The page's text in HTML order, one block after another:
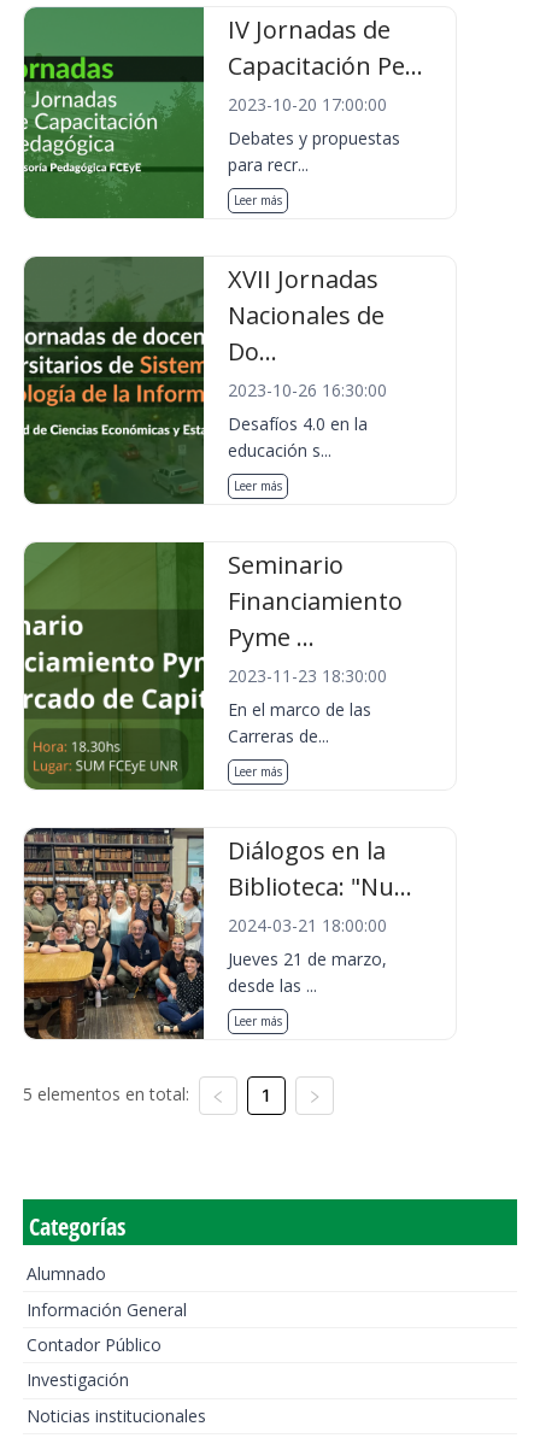
IV Jornadas de
Capacitación Pe...
2023-10-20 17:00:00
Debates y propuestas
para recr...
Leer más
XVII Jornadas
Nacionales de
Do...
2023-10-26 16:30:00
Desafíos 4.0 en la
educación s...
Leer más
Seminario
Financiamiento
Pyme ...
2023-11-23 18:30:00
En el marco de las
Carreras de...
Leer más
Diálogos en la
Biblioteca: "Nu...
2024-03-21 18:00:00
Jueves 21 de marzo,
desde las ...
Leer más
5 elementos en total: 1
Categorías
Alumnado
Información General
Contador Público
Investigación
Noticias institucionales